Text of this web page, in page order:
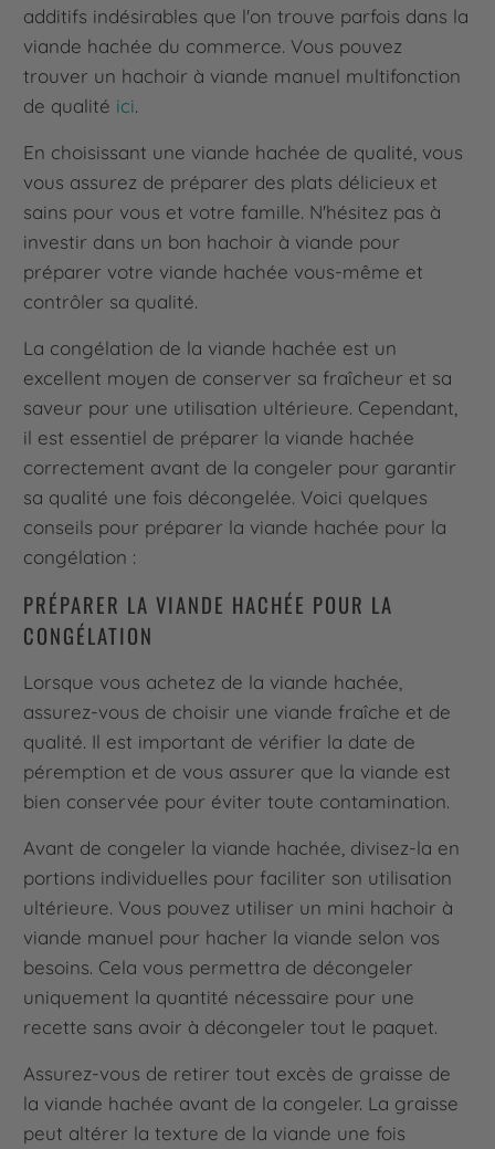
additifs indésirables que l'on trouve parfois dans la
viande hachée du commerce. Vous pouvez
trouver un hachoir à viande manuel multifonction
de qualité ici.
En choisissant une viande hachée de qualité, vous
vous assurez de préparer des plats délicieux et
sains pour vous et votre famille. N'hésitez pas à
investir dans un bon hachoir à viande pour
préparer votre viande hachée vous-même et
contrôler sa qualité.
La congélation de la viande hachée est un
excellent moyen de conserver sa fraîcheur et sa
saveur pour une utilisation ultérieure. Cependant,
il est essentiel de préparer la viande hachée
correctement avant de la congeler pour garantir
sa qualité une fois décongelée. Voici quelques
conseils pour préparer la viande hachée pour la
congélation :
PRÉPARER LA VIANDE HACHÉE POUR LA
CONGÉLATION
Lorsque vous achetez de la viande hachée,
assurez-vous de choisir une viande fraîche et de
qualité. Il est important de vérifier la date de
péremption et de vous assurer que la viande est
bien conservée pour éviter toute contamination.
Avant de congeler la viande hachée, divisez-la en
portions individuelles pour faciliter son utilisation
ultérieure. Vous pouvez utiliser un mini hachoir à
viande manuel pour hacher la viande selon vos
besoins. Cela vous permettra de décongeler
uniquement la quantité nécessaire pour une
recette sans avoir à décongeler tout le paquet.
Assurez-vous de retirer tout excès de graisse de
la viande hachée avant de la congeler. La graisse
peut altérer la texture de la viande une fois